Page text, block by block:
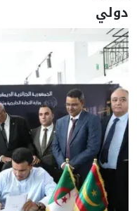
دولي